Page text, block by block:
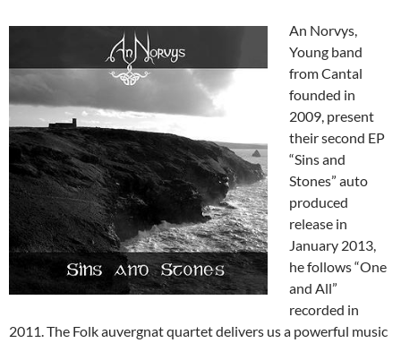
An Norvys,
Young band
from Cantal
founded in
2009, present
their second EP
“Sins and
Stones” auto
produced
release in
January 2013,
he follows “One
and All”
recorded in
2011. The Folk auvergnat quartet delivers us a powerful music